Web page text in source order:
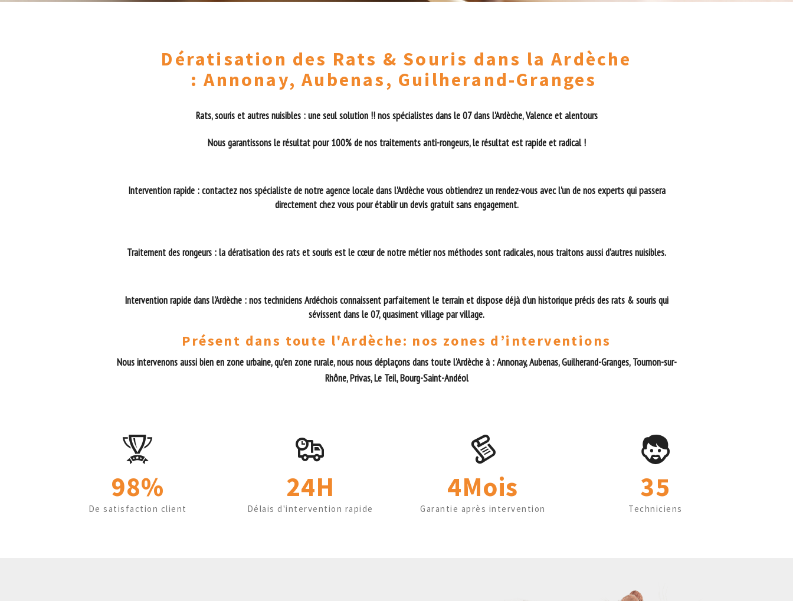
Dératisation des Rats & Souris dans la Ardèche
: Annonay, Aubenas, Guilherand-Granges
Rats, souris et autres nuisibles : une seul solution !! nos spécialistes dans le 07 dans l'Ardèche, Valence et alentours
Nous garantissons le résultat pour 100% de nos traitements anti-rongeurs, le résultat est rapide et radical !
Intervention rapide : contactez nos spécialiste de notre agence locale dans l'Ardèche vous obtiendrez un rendez-vous avec l'un de nos experts qui passera
directement chez vous pour établir un devis gratuit sans engagement.
Traitement des rongeurs : la dératisation des rats et souris est le cœur de notre métier nos méthodes sont radicales, nous traitons aussi d'autres nuisibles.
Intervention rapide dans l'Ardèche : nos techniciens Ardéchois connaissent parfaitement le terrain et dispose déjà d’un historique précis des rats & souris qui
sévissent dans le 07, quasiment village par village.
Présent dans toute l'Ardèche: nos zones d’interventions
Nous intervenons aussi bien en zone urbaine, qu’en zone rurale, nous nous déplaçons dans toute l'Ardèche à : Annonay, Aubenas, Guilherand-Granges, Tournon-sur-
Rhône, Privas, Le Teil, Bourg-Saint-Andéol
98%
De satisfaction client
24H
Délais d'intervention rapide
4Mois
Garantie après intervention
35
Techniciens